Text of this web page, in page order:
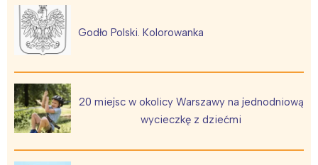
Godło Polski. Kolorowanka
20 miejsc w okolicy Warszawy na jednodniową
wycieczkę z dziećmi
Interesują mnie wydarzenia z
Warszawa
Łódź
Śląsk
Kraków